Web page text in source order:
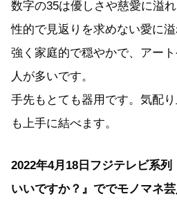
数字の35は優しさや慈愛に溢
性的で見返りを求めない愛に
強く家庭的で穏やかで、アー
人が多いです。
手先もとても器用です。気配
も上手に結べます。
2022年4月18日フジテレビ系
いいですか？』ででモノマネ